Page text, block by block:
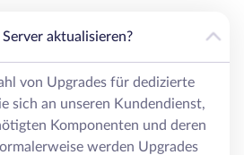
aktualisieren?
von Upgrades für dedizierte
sich an unseren Kundendienst,
Komponenten und deren
werden Upgrades